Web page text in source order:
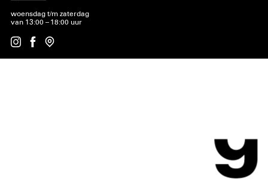
woensdag t/m zaterdag
van 13:00 – 18:00 uur